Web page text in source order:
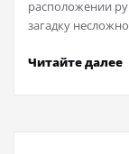
расположении
загадку
Читайте далее